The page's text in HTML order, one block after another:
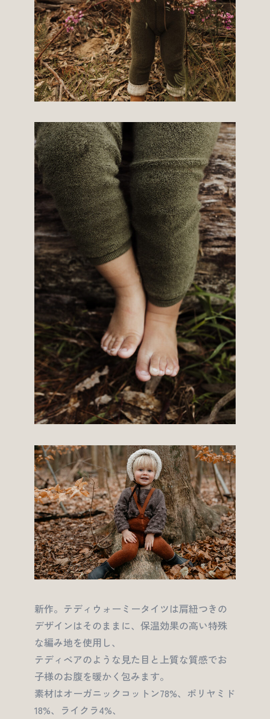
新作。テディウォーミータイツは肩紐つきの
デザインはそのままに、保温効果の高い特殊
な編み地を使用し、
テディベアのような見た目と上質な質感でお
子様のお腹を暖かく包みます。
素材はオーガニックコットン78%、ポリヤミド
18%、ライクラ4%、